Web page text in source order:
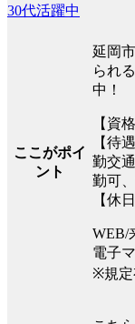
30代活躍中
ここがポイ
ント
延岡
られ
中！
【資
【待
勤交
勤可
【休
WEB/
電子
※規定